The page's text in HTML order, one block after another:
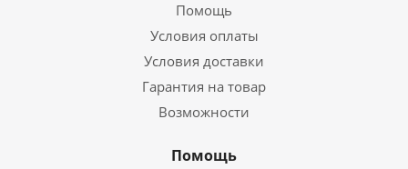
Помощь
Условия оплаты
Условия доставки
Гарантия на товар
Возможности
Помощь